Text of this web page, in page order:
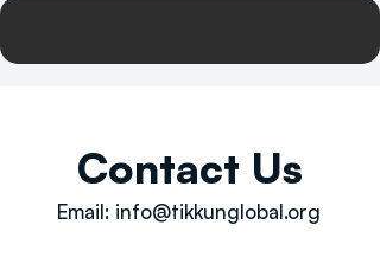
Contact Us
Email: info@tikkunglobal.org